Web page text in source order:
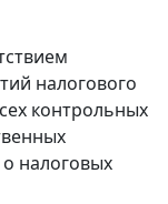
налогового
контрольных
налоговых